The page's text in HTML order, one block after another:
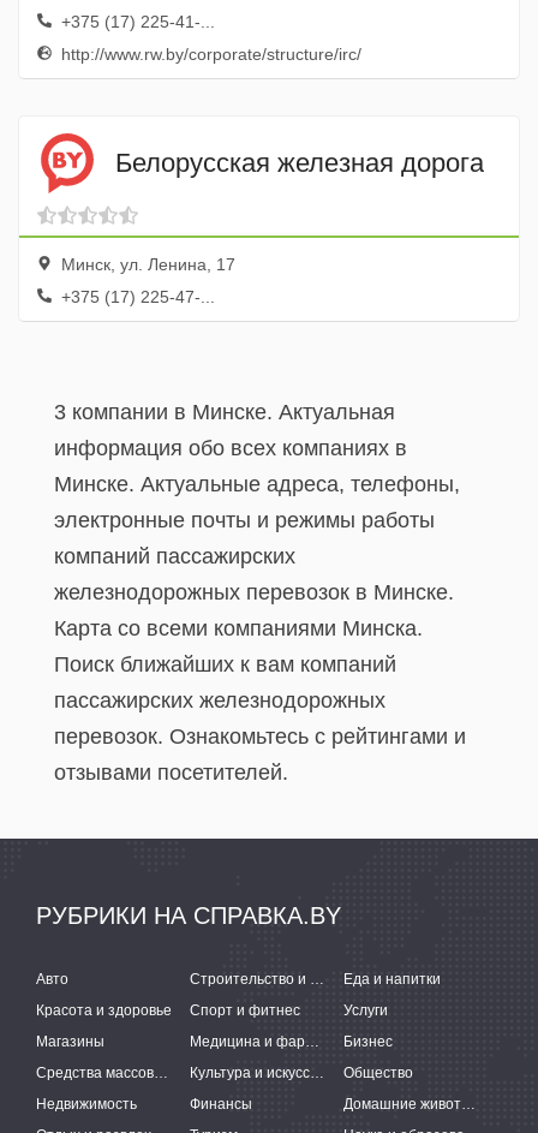
+375 (17) 225-41-...
http://www.rw.by/corporate/structure/irc/
Белорусская железная дорога
Минск, ул. Ленина, 17
+375 (17) 225-47-...
3 компании в Минске. Актуальная
информация обо всех компаниях в
Минске. Актуальные адреса, телефоны,
электронные почты и режимы работы
компаний пассажирских
железнодорожных перевозок в Минске.
Карта со всеми компаниями Минска.
Поиск ближайших к вам компаний
пассажирских железнодорожных
перевозок. Ознакомьтесь с рейтингами и
отзывами посетителей.
РУБРИКИ НА СПРАВКА.BY
Авто Строительство и ремонт
Еда и напитки
Красота и здоровье
Спорт и фитнес
Услуги
Магазины
Медицина и фармацевтика
Бизнес
Средства массовой информации
Культура и искусство
Общество
Недвижимость
Финансы
Домашние животные